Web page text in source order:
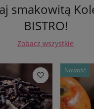
smakowitą
BISTRO!
Zobacz wszystkie
Nowość